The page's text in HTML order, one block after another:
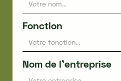
Fonction
Nom de l'entreprise